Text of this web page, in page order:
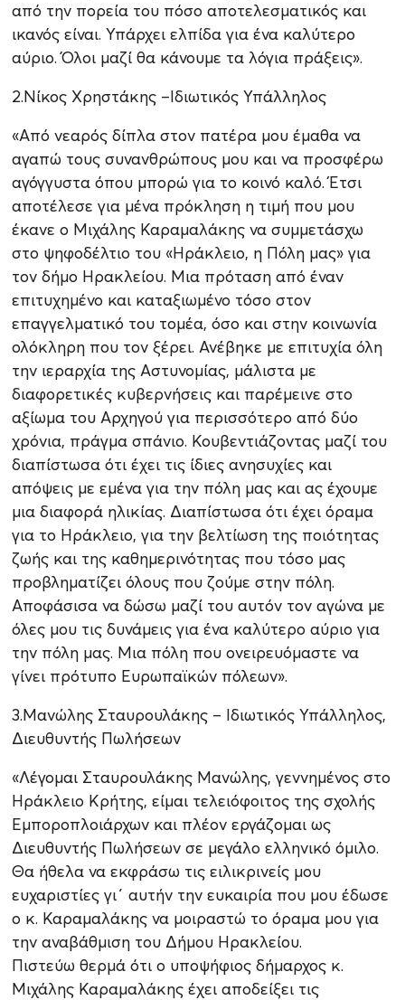
από την πορεία του πόσο αποτελεσματικός και
ικανός είναι. Υπάρχει ελπίδα για ένα καλύτερο
αύριο. Όλοι μαζί θα κάνουμε τα λόγια πράξεις».
2.Νίκος Χρηστάκης –Ιδιωτικός Υπάλληλος
«Από νεαρός δίπλα στον πατέρα μου έμαθα να
αγαπώ τους συνανθρώπους μου και να προσφέρω
αγόγγυστα όπου μπορώ για το κοινό καλό. Έτσι
αποτέλεσε για μένα πρόκληση η τιμή που μου
έκανε ο Μιχάλης Καραμαλάκης να συμμετάσχω
στο ψηφοδέλτιο του «Ηράκλειο, η Πόλη μας» για
τον δήμο Ηρακλείου. Μια πρόταση από έναν
επιτυχημένο και καταξιωμένο τόσο στον
επαγγελματικό του τομέα, όσο και στην κοινωνία
ολόκληρη που τον ξέρει. Ανέβηκε με επιτυχία όλη
την ιεραρχία της Αστυνομίας, μάλιστα με
διαφορετικές κυβερνήσεις και παρέμεινε στο
αξίωμα του Αρχηγού για περισσότερο από δύο
χρόνια, πράγμα σπάνιο. Κουβεντιάζοντας μαζί του
διαπίστωσα ότι έχει τις ίδιες ανησυχίες και
απόψεις με εμένα για την πόλη μας και ας έχουμε
μια διαφορά ηλικίας. Διαπίστωσα ότι έχει όραμα
για το Ηράκλειο, για την βελτίωση της ποιότητας
ζωής και της καθημερινότητας που τόσο μας
προβληματίζει όλους που ζούμε στην πόλη.
Αποφάσισα να δώσω μαζί του αυτόν τον αγώνα με
όλες μου τις δυνάμεις για ένα καλύτερο αύριο για
την πόλη μας. Μια πόλη που ονειρευόμαστε να
γίνει πρότυπο Ευρωπαϊκών πόλεων».
3.Μανώλης Σταυρουλάκης – Ιδιωτικός Υπάλληλος,
Διευθυντής Πωλήσεων
«Λέγομαι Σταυρουλάκης Μανώλης, γεννημένος στο
Ηράκλειο Κρήτης, είμαι τελειόφοιτος της σχολής
Εμποροπλοιάρχων και πλέον εργάζομαι ως
Διευθυντής Πωλήσεων σε μεγάλο ελληνικό όμιλο.
Θα ήθελα να εκφράσω τις ειλικρινείς μου
ευχαριστίες γι΄ αυτήν την ευκαιρία που μου έδωσε
ο κ. Καραμαλάκης να μοιραστώ το όραμα μου για
την αναβάθμιση του Δήμου Ηρακλείου.
Πιστεύω θερμά ότι ο υποψήφιος δήμαρχος κ.
Μιχάλης Καραμαλάκης έχει αποδείξει τις